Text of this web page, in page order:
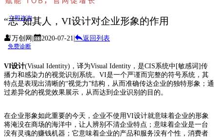
立即咨询
免费诊断
“志”如其人，VI设计对企业形象的作用
万创网 2020-07-21 返回列表
VI设计(Visual Identity)，译为Visual Identity，是CIS系统中[敏感词]传
播力和感染力的视觉识别系统。VI是一个严谨而完整的符号系统，其
特点是表现出清晰的“视觉力”结构，从而准确传达企业的独特形象；通
过差异化的视觉效果展示，从而达到企业识别的目的。
在企业形象如此重要的今天，企业不使用VI设计就意味着企业的形象
将淹没在商场的海洋中，让人辨别不清企业特点；意味着企业是一台
没有灵魂的赚钱机器；它意味着企业的产品和服务没有个性，消费者